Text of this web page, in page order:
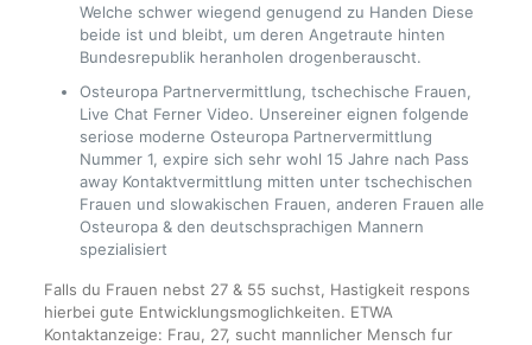
Welche schwer wiegend genugend zu Handen Diese
beide ist und bleibt, um deren Angetraute hinten
Bundesrepublik heranholen drogenberauscht.
Osteuropa Partnervermittlung, tschechische Frauen,
Live Chat Ferner Video. Unsereiner eignen folgende
seriose moderne Osteuropa Partnervermittlung
Nummer 1, expire sich sehr wohl 15 Jahre nach Pass
away Kontaktvermittlung mitten unter tschechischen
Frauen und slowakischen Frauen, anderen Frauen alle
Osteuropa & den deutschsprachigen Mannern
spezialisiert
Falls du Frauen nebst 27 & 55 suchst, Hastigkeit respons
hierbei gute Entwicklungsmoglichkeiten. ETWA
Kontaktanzeige: Frau, 27, sucht mannlicher Mensch fur